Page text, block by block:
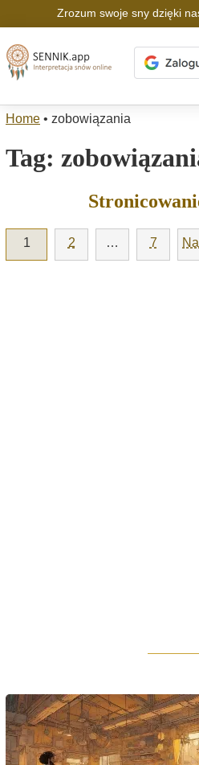
Zrozum swoje sny dzięki
Home • zobowiązania
Tag:
1 2 … 7